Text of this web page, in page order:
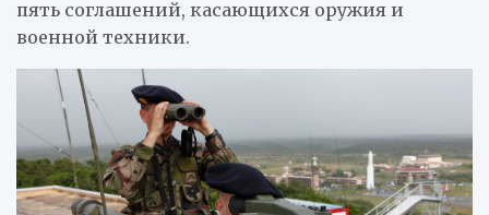
пять соглашений, касающихся оружия и
военной техники.